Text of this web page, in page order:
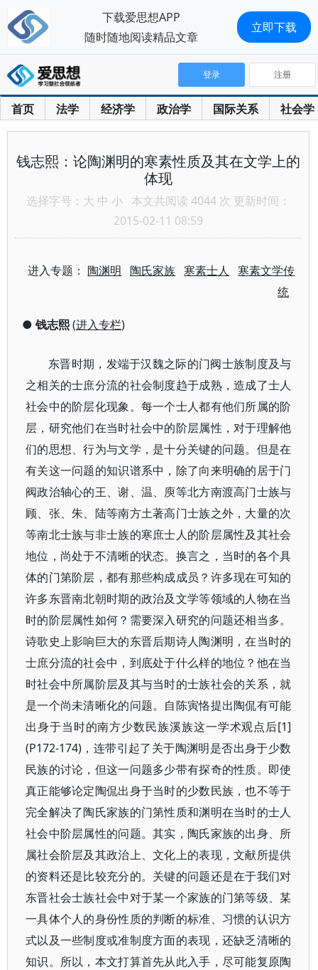
首页 法学 经济学 政治学 国际关系 社会学
登录 注册
钱志熙：论陶渊明的寒素性质及其在文学上的
体现
选择字号： 大 中 小 本文共阅读 4044 次 更新时间：
2015-02-11 08:59
进入专题： 陶渊明 陶氏家族 寒素士人
寒素文学传
统
● 钱志熙(进入专栏)
东晋时期，发端于汉魏之际的门阀士族制度及与
之相关的士庶分流的社会制度趋于成熟，造成了士人
社会中的阶层化现象。每一个士人都有他们所属的阶
层，研究他们在当时社会中的阶层属性，对于理解他
们的思想、行为与文学，是十分关键的问题。但是在
有关这一问题的知识谱系中，除了向来明确的居于门
阀政治轴心的王、谢、温、庾等北方南渡高门士族与
顾、张、朱、陆等南方土著高门士族之外，大量的次
等南北士族与非士族的寒庶士人的阶层属性及其社会
地位，尚处于不清晰的状态。换言之，当时的各个具
体的门第阶层，都有那些构成成员？许多现在可知的
许多东晋南北朝时期的政治及文学等领域的人物在当
时的阶层属性如何？需要深入研究的问题还相当多。
诗歌史上影响巨大的东晋后期诗人陶渊明，在当时的
士庶分流的社会中，到底处于什么样的地位？他在当
时社会中所属阶层及其与当时的士族社会的关系，就
是一个尚未清晰化的问题。自陈寅恪提出陶侃有可能
出身于当时的南方少数民族溪族这一学术观点后[1]
(P172-174)，连带引起了关于陶渊明是否出身于少数
民族的讨论，但这一问题多少带有探奇的性质。即使
真正能够论定陶侃出身于当时的少数民族，也不等于
完全解决了陶氏家族的门第性质和渊明在当时的士人
社会中阶层属性的问题。其实，陶氏家族的出身、所
属社会阶层及其政治上、文化上的表现，文献所提供
的资料还是比较充分的。关键的问题还是在于我们对
东晋社会士族社会中对于某一个家族的门第等级、某
一具体个人的身份性质的判断的标准、习惯的认识方
式以及一些制度或准制度方面的表现，还缺乏清晰的
知识。所以，本文打算首先从此入手，尽可能复原陶
下载爱思想APP
随时随地阅读精品文章
立即下载